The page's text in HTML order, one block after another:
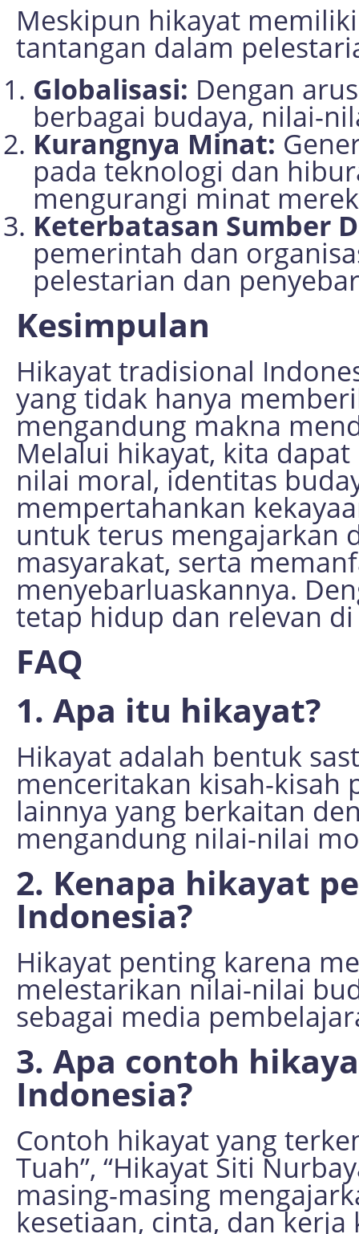
Meskipun hikayat
tantangan dalam
Globalisasi: Dengan
berbagai budaya, nilai-
Kurangnya Minat:
pada teknologi dan
mengurangi minat
Keterbatasan Sumber
pemerintah dan
pelestarian dan
Kesimpulan
Hikayat tradisional
yang tidak hanya
mengandung makna
Melalui hikayat, kita
nilai moral, identitas
mempertahankan
untuk terus mengajarkan
masyarakat, serta
menyebarluaskannya.
tetap hidup dan relevan
FAQ
1. Apa itu hikayat?
Hikayat adalah bentuk
menceritakan kisah-kisah
lainnya yang berkaitan
mengandung nilai-nilai
2. Kenapa hikayat
Indonesia?
Hikayat penting karena
melestarikan nilai-nilai
sebagai media
3. Apa contoh
Indonesia?
Contoh hikayat yang
Tuah”, “Hikayat Siti
masing-masing
kesetiaan, cinta, dan kerja